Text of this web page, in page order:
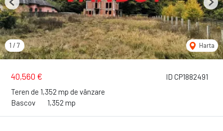
ID CP1882491
40,560 €
Teren de 1,352 mp de vânzare
Bascov
1,352 mp
1 / 7 Harta
Previous Next